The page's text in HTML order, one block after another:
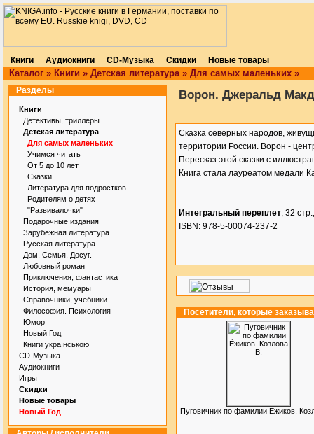
Книги Аудиокниги CD-Музыка Скидки Новые товары
Каталог » Книги » Детская литература» Для самых маленьких »
Разделы
Книги
Детективы, триллеры
Детская литература
Для самых маленьких
Учимся читать
От 5 до 10 лет
Сказки
Литература для подростков
Родителям о детях
"Развивалочки"
Подарочные издания
Зарубежная литература
Русская литература
Дом. Семья. Досуг.
Любовный роман
Приключения, фантастика
История, мемуары
Справочники, учебники
Философия. Психология
Юмор
Новый Год
Книги українською
CD-Музыка
Аудиокниги
Игры
Скидки
Новые товары
Новый Год
Ворон. Джеральд
Сказка северных народов,
территории России. Ворон -
Пересказ этой сказки с
Книга стала лауреатом медали
Интегральный переплет, 32
ISBN: 978-5-00074-237-2
Посетители, которые
Пуговичник по фамилии Ёжиков.